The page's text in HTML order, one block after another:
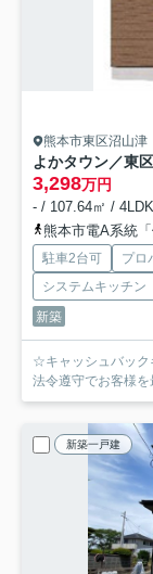
熊本市東区沼山津
よかタウン／東
3,298万円
- / 107.64㎡ /
熊本市電A系統
駐車2台可 プロ
システムキッチン
新築
☆キャッシュバック
法令遵守でお客様
新築一戸建